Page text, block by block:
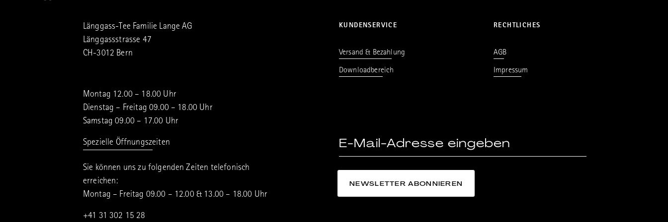
Länggass-Tee Familie Lange AG
Länggassstrasse 47
CH-3012 Bern
Montag 12.00 – 18.00 Uhr
Dienstag – Freitag 09.00 – 18.00 Uhr
Samstag 09.00 – 17.00 Uhr
Spezielle Öffnungszeiten
Sie können uns zu folgenden Zeiten telefonisch
erreichen:
Montag – Freitag 09.00 – 12.00 & 13.00 – 18.00 Uhr
+41 31 302 15 28
KUNDENSERVICE
Versand & Bezahlung
Downloadbereich
RECHTLICHES
AGB
Impressum